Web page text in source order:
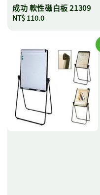
成功 軟性磁白板 21309
Regular
NT$ 110.0